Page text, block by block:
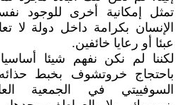
تمثل إمكانية أخرى للوجود
الإنسان بكرامة داخل دولة لا
عبئا أو رعايا خائفين.
لكننا لم نكن نفهم شيئا
باحتجاج خروتشوف بخبط
السوفييتي في الجمعية